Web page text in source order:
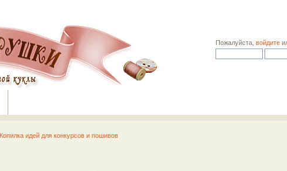
Пожалуйста,войдите
Копилка идей для конкурсов и пошивов